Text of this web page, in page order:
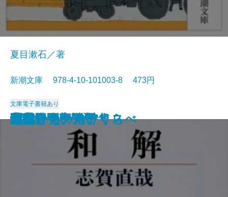
猟銃・闘牛
ヴェルレーヌ詩集
草枕
斜陽
高村光太郎詩集
歌行燈・高野聖
土
真実一路
老妓抄
坊っちゃん
夏目漱石／著
新潮文庫 978-4-10-101003-8 473円
文庫電子書籍あり
和解
ヰタ・セクスアリス
出家とその弟子
にごりえ・たけくらべ
武蔵野
白痴
青年
雁
それから
門